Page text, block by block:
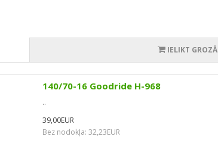
IELIKT GROZĀ
140/70-16 Goodride H-968
..
39,00EUR
Bez nodokļa: 32,23EUR